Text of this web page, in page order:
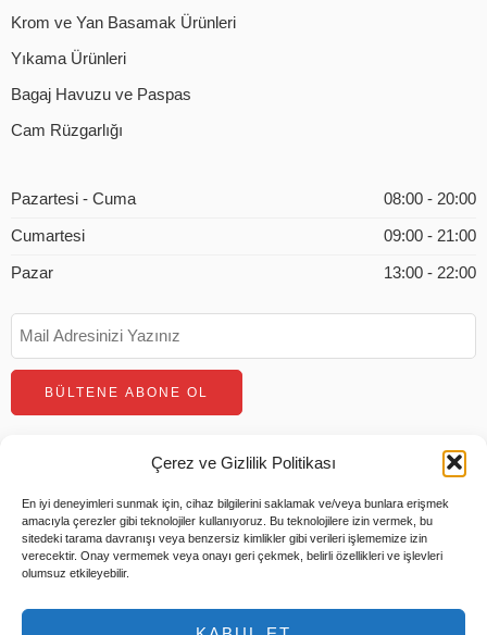
Çerez ve Gizlilik Politikası
En iyi deneyimleri sunmak için, cihaz bilgilerini saklamak ve/veya bunlara erişmek
amacıyla çerezler gibi teknolojiler kullanıyoruz. Bu teknolojilere izin vermek, bu
sitedeki tarama davranışı veya benzersiz kimlikler gibi verileri işlememize izin
verecektir. Onay vermemek veya onayı geri çekmek, belirli özellikleri ve işlevleri
olumsuz etkileyebilir.
Krom ve Yan Basamak Ürünleri
Yıkama Ürünleri
Bagaj Havuzu ve Paspas
Cam Rüzgarlığı
Pazartesi - Cuma 08:00 - 20:00
Cumartesi 09:00 - 21:00
Pazar 13:00 - 22:00
© 2026 Tüm Hakları Saklıdır |